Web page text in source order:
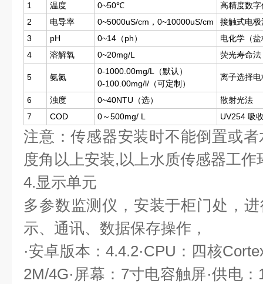
1
温度 0~50℃
高精度数
2
电导率 0~5000uS/cm，0~10000uS/cm
接触式电极
3
pH 0~14（ph）
电化学（
4
溶解氧 0~20mg/L 荧光寿命法
5 氨氮
0-1000.00mg/L（默认）
0-100.00mg/l/（可定制）
离子选择电
6 浊度 0~40NTU（选）
散射光法
7
COD 0～500mg/ L UV254 吸
注意：传感器安装时不能倒置或
度角以上安装,以上水质传感器工
4.显示单元
多参数监测仪，安装于柜门处，
示、通讯、数据保存操作，
·安卓版本：4.4.2·CPU：四核
2M/4G·屏幕：7寸电容触屏·供电